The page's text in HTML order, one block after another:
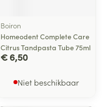
Boiron
Homeodent Complete Care
Citrus Tandpasta Tube 75ml
€ 6,50
Niet beschikbaar